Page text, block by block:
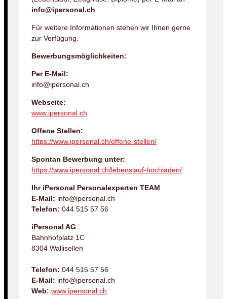
info@ipersonal.ch
Für weitere Informationen stehen wir Ihnen gerne
zur Verfügung.
Bewerbungsmöglichkeiten:
Per E-Mail:
info@ipersonal.ch
Webseite:
www.ipersonal.ch
Offene Stellen:
https://www.ipersonal.ch/offene-stellen/
Spontan Bewerbung unter:
https://www.ipersonal.ch/lebenslauf-hochladen/
Ihr iPersonal Personalexperten TEAM
E-Mail: info@ipersonal.ch
Telefon: 044 515 57 56
iPersonal AG
Bahnhofplatz 1C
8304 Wallisellen
Telefon: 044 515 57 56
E-Mail: info@ipersonal.ch
Web: www.ipersonal.ch